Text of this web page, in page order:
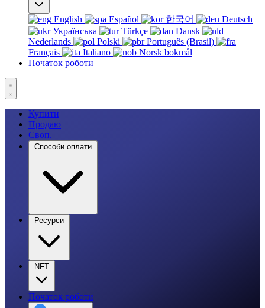
English Español 한국어
Deutsch
Українська
Türkçe
Dansk
Nederlands
Polski
Português (Brasil)
Français
Italiano
Norsk bokmål
Початок роботи
Купити
Продаю
Своп.
Способи оплати
Ресурси
NFT
Початок роботи